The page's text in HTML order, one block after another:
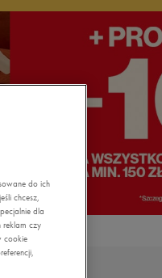
BUTY DLA CHŁOPCA
0-4 lat
do ich
chcesz,
dla
reklam czy
cookie